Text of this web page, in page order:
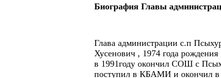
Биография Главы
Глава администрации с.п
Хусенович , 1974 года
в 1991году окончил СОШ с
поступил в КБАМИ и окончил в